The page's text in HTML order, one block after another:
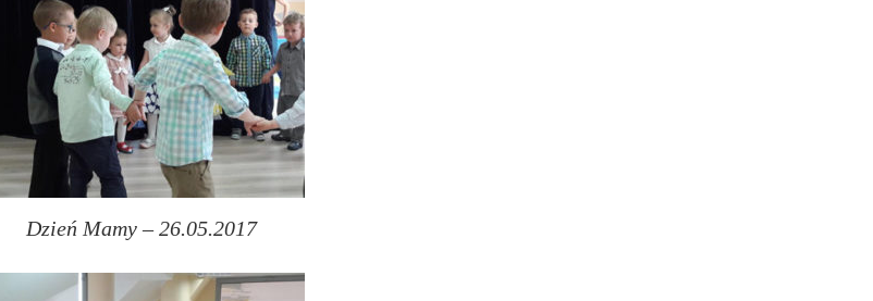
Dzień Mamy – 26.05.2017